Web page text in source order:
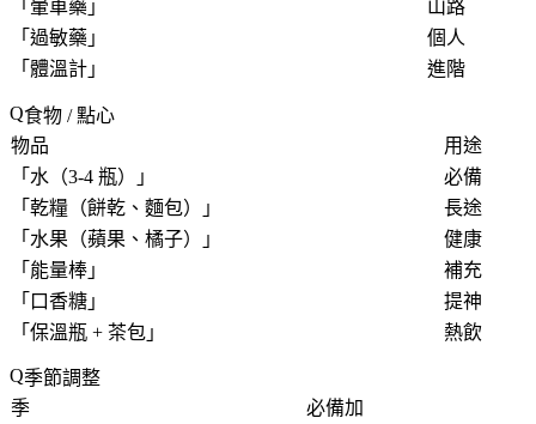
「 暈車藥 」
山路
「 過敏藥 」
個人
「 體溫計 」 進階
食物 / 點心
物品
用途
「 水（3-4 瓶） 」
必備
「 乾糧（餅乾、麵包） 」
長途
「 水果（蘋果、橘子） 」
健康
「 能量棒 」
補充
「 口香糖 」
提神
「 保溫瓶 + 茶包 」 熱飲
季節調整
季
必備加